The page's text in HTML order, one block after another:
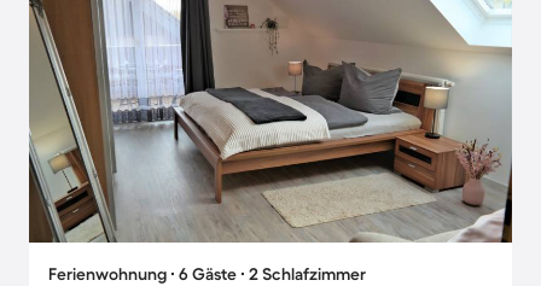
Ferienwohnung ∙ 6 Gäste ∙ 2 Schlafzimmer